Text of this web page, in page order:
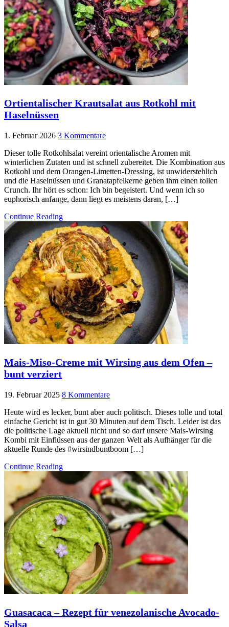
Ortientalischer Krautsalat aus Rotkohl mit
Haselnüssen
1. Februar 2026 3 Kommentare
Dieser tolle Rotkohlsalat vereint orientalische Aromen mit
winterlichen Zutaten und ist schnell zubereitet. Die Kombination aus
Rotkohl und dem Orangen-Limetten-Dressing, ist unwiderstehlich
und die Haselnüssen und Granatapfelkerne geben ihm einen tollen
Crunch. Ihr hört es schon: Ich bin begeistert. Und wenn ich so
euphorisch anfange, dann liegt es meistens daran, […]
Continue Reading
Mais-Miso-Creme mit Wirsing aus dem Ofen –
bunt verziert
19. Februar 2025 8 Kommentare
Heute wird es lecker, bunt aber auch politisch. Dieses tolle und total
einfache Gericht ist in gut 30 Minuten auf dem Tisch. Leider ist das
die politische Lage aktuell nicht und so darf unsere Mais-Wirsing
Kombi mit Einflüssen aus der ganzen Welt als Aufhänger für die
aktuelle Runde des #wirsindbuntboom […]
Continue Reading
Guasacaca – Rezept für venezolanische Avocado-
Salsa